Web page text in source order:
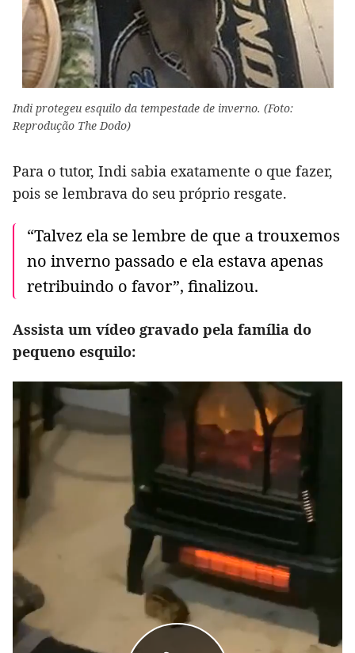
Indi protegeu esquilo da tempestade de inverno. (Foto:
Reprodução The Dodo)
Para o tutor, Indi sabia exatamente o que fazer,
pois se lembrava do seu próprio resgate.
“Talvez ela se lembre de que a trouxemos
no inverno passado e ela estava apenas
retribuindo o favor”, finalizou.
Assista um vídeo gravado pela família do
pequeno esquilo: